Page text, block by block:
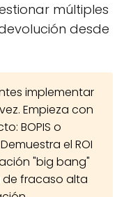
múltiples
desde
implementar
Empieza con
BOPIS o
el ROI
"big bang"
fracaso alta